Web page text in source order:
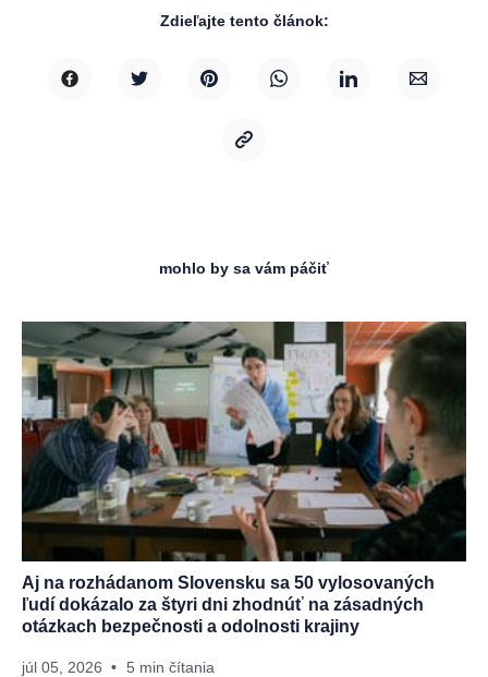
Zdieľajte tento článok:
mohlo by sa vám páčiť
Aj na rozhádanom Slovensku sa 50 vylosovaných
ľudí dokázalo za štyri dni zhodnúť na zásadných
otázkach bezpečnosti a odolnosti krajiny
júl 05, 2026 5 min čítania